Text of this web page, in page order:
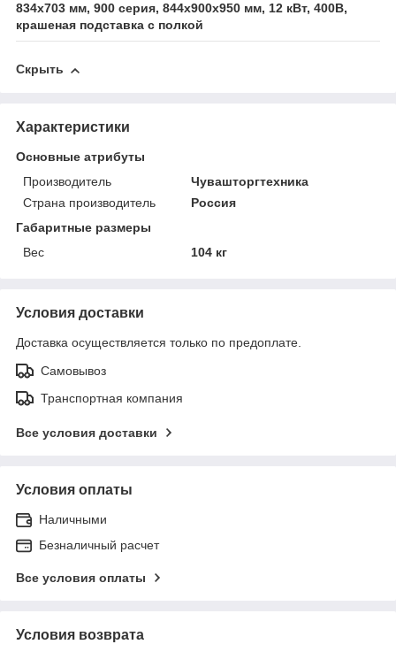
834х703 мм, 900 серия, 844х900х950 мм, 12 кВт, 400В,
крашеная подставка с полкой
Скрыть
Характеристики
Основные атрибуты
Производитель
Чувашторгтехника
Страна производитель
Россия
Габаритные размеры
Вес
104 кг
Условия доставки
Доставка осуществляется только по предоплате.
Самовывоз
Транспортная компания
Все условия доставки
Условия оплаты
Наличными
Безналичный расчет
Все условия оплаты
Условия возврата